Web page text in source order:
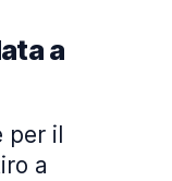
a
per il
a